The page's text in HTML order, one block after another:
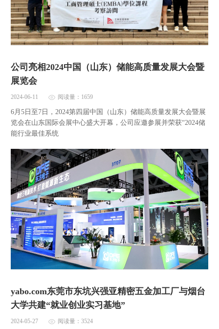
公司亮相2024中国（山东）储能高质量发展大会暨
展览会
2024-06-11 阅读量：1659
6月5日至7日，2024第四届中国（山东）储能高质量发展大会暨展
览会在山东国际会展中心盛大开幕，公司应邀参展并荣获“2024储
能行业最佳系统
yabo.com东莞市东坑兴强亚精密五金加工厂与烟台
大学共建“就业创业实习基地”
2024-05-27 阅读量：3524